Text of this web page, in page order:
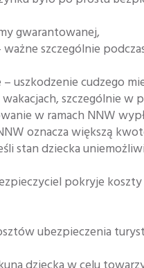
gwarantowanej,
szczególnie
uszkodzenie cudzego
szczególnie w
w ramach NNW
oznacza większą
stan dziecka
pokryje
ubezpieczenia